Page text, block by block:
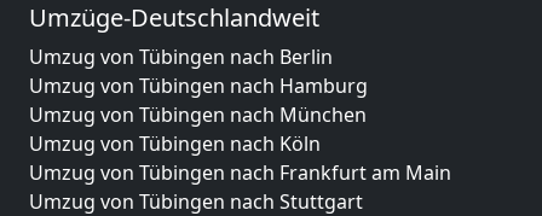
Umzüge-Deutschlandweit
Umzug von Tübingen nach Berlin
Umzug von Tübingen nach Hamburg
Umzug von Tübingen nach München
Umzug von Tübingen nach Köln
Umzug von Tübingen nach Frankfurt am Main
Umzug von Tübingen nach Stuttgart